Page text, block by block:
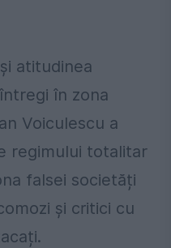
atitudinea
în zona
Voiculescu a
regimului totalitar
falsei societăți
și critici cu